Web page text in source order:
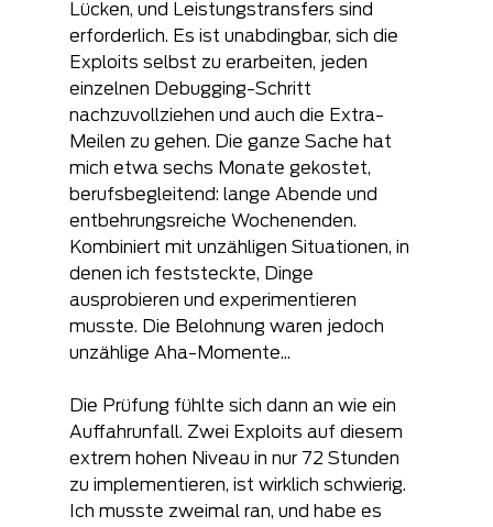
Lücken, und Leistungstransfers sind
erforderlich. Es ist unabdingbar, sich die
Exploits selbst zu erarbeiten, jeden
einzelnen Debugging-Schritt
nachzuvollziehen und auch die Extra-
Meilen zu gehen. Die ganze Sache hat
mich etwa sechs Monate gekostet,
berufsbegleitend: lange Abende und
entbehrungsreiche Wochenenden.
Kombiniert mit unzähligen Situationen, in
denen ich feststeckte, Dinge
ausprobieren und experimentieren
musste. Die Belohnung waren jedoch
unzählige Aha-Momente...
Die Prüfung fühlte sich dann an wie ein
Auffahrunfall. Zwei Exploits auf diesem
extrem hohen Niveau in nur 72 Stunden
zu implementieren, ist wirklich schwierig.
Ich musste zweimal ran, und habe es